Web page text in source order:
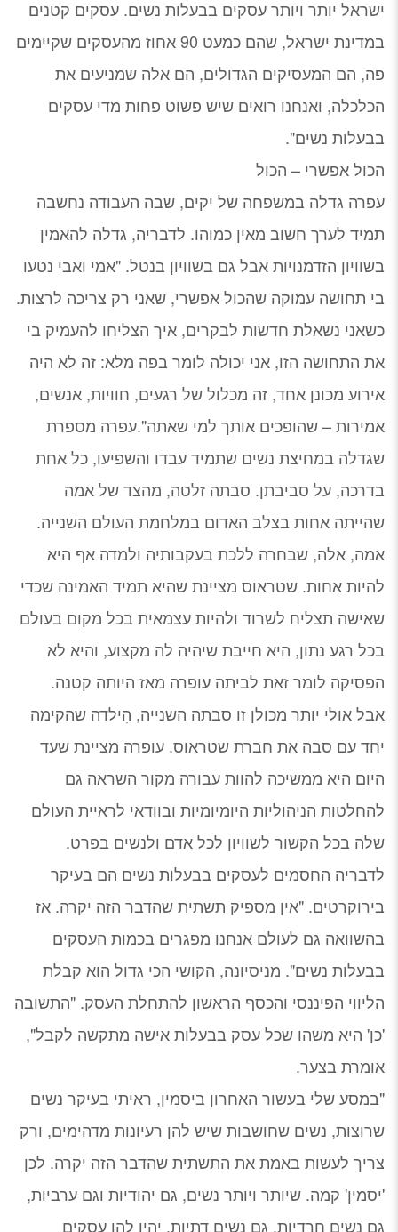
ישראל יותר ויותר עסקים בבעלות נשים. עסקים קטנים
במדינת ישראל, שהם כמעט 90 אחוז מהעסקים שקיימים
פה, הם המעסיקים הגדולים, הם אלה שמניעים את
הכלכלה, ואנחנו רואים שיש פשוט פחות מדי עסקים
בבעלות נשים".
הכול אפשרי – הכול
עפרה גדלה במשפחה של יקים, שבה העבודה נחשבה
תמיד לערך חשוב מאין כמוהו. לדבריה, גדלה להאמין
בשוויון הזדמנויות אבל גם בשוויון בנטל. "אמי ואבי נטעו
בי תחושה עמוקה שהכול אפשרי, שאני רק צריכה לרצות.
כשאני נשאלת חדשות לבקרים, איך הצליחו להעמיק בי
את התחושה הזו, אני יכולה לומר בפה מלא: זה לא היה
אירוע מכונן אחד, זה מכלול של רגעים, חוויות, אנשים,
אמירות – שהופכים אותך למי שאתה".עפרה מספרת
שגדלה במחיצת נשים שתמיד עבדו והשפיעו, כל אחת
בדרכה, על סביבתן. סבתה זלטה, מהצד של אמה
שהייתה אחות בצלב האדום במלחמת העולם השנייה.
אמה, אלה, שבחרה ללכת בעקבותיה ולמדה אף היא
להיות אחות. שטראוס מציינת שהיא תמיד האמינה שכדי
שאישה תצליח לשרוד ולהיות עצמאית בכל מקום בעולם
בכל רגע נתון, היא חייבת שיהיה לה מקצוע, והיא לא
הפסיקה לומר זאת לביתה עופרה מאז היותה קטנה.
אבל אולי יותר מכולן זו סבתה השנייה, הִילדה שהקימה
יחד עם סבה את חברת שטראוס. עופרה מציינת שעד
היום היא ממשיכה להוות עבורה מקור השראה גם
להחלטות הניהוליות היומיומיות ובוודאי לראיית העולם
שלה בכל הקשור לשוויון לכל אדם ולנשים בפרט.
לדבריה החסמים לעסקים בבעלות נשים הם בעיקר
בירוקרטים. "אין מספיק תשתית שהדבר הזה יקרה. אז
בהשוואה גם לעולם אנחנו מפגרים בכמות העסקים
בבעלות נשים". מניסיונה, הקושי הכי גדול הוא קבלת
הליווי הפיננסי והכסף הראשון להתחלת העסק. "התשובה
'כן' היא משהו שכל עסק בבעלות אישה מתקשה לקבל",
אומרת בצער.
"במסע שלי בעשור האחרון ביסמין, ראיתי בעיקר נשים
שרוצות, נשים שחושבות שיש להן רעיונות מדהימים, ורק
צריך לעשות באמת את התשתית שהדבר הזה יקרה. לכן
'יסמין' קמה. שיותר ויותר נשים, גם יהודיות וגם ערביות,
גם נשים חרדיות, גם נשים דתיות, יהיו להן עסקים